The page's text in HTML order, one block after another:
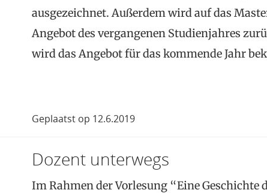
ausgezeichnet. Außerdem wird auf das
Angebot des vergangenen Studienjahres
wird das Angebot für das kommende Jahr
Geplaatst op 12.6.2019
Dozent unterwegs
Im Rahmen der Vorlesung “Eine Geschichte